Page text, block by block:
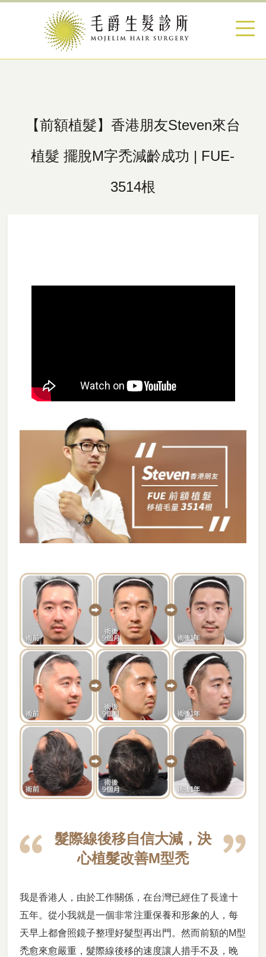
【前額植髮】香港朋友Steven來台
植髮 擺脫M字禿減齡成功 | FUE-
3514根
髮際線後移自信大減，決
心植髮改善M型禿
我是香港人，由於工作關係，在台灣已經住了長達十
五年。從小我就是一個非常注重保養和形象的人，每
天早上都會照鏡子整理好髮型再出門。然而前額的M型
禿愈來愈嚴重，髮際線後移的速度讓人措手不及，晚